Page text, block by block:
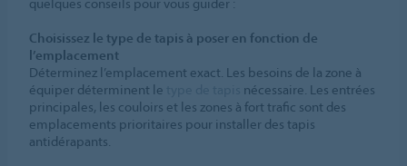
Choisissez le type de tapis à poser en fonction de
l’emplacement
Déterminez l’emplacement exact. Les besoins de la zone à
équiper déterminent le
nécessaire. Les entrées
principales, les couloirs et les zones à fort trafic sont des
emplacements prioritaires pour installer des tapis
antidérapants.